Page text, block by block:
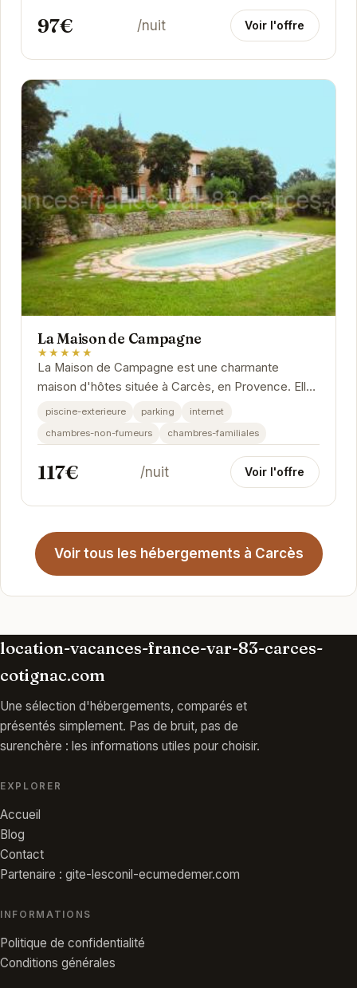
97€ /nuit Voir l'offre
La Maison de Campagne
★★★★★
La Maison de Campagne est une charmante
maison d'hôtes située à Carcès, en Provence. Elle
offre un cadre paisible et relaxant, idéal pour se...
piscine-exterieure parking
internet
chambres-non-fumeurs
chambres-familiales
117€ /nuit Voir l'offre
Voir tous les hébergements à Carcès
location-vacances-france-var-83-carces-
cotignac.com
Une sélection d'hébergements, comparés et
présentés simplement. Pas de bruit, pas de
surenchère : les informations utiles pour choisir.
EXPLORER
Accueil
Blog
Contact
Partenaire : gite-lesconil-ecumedemer.com
INFORMATIONS
Politique de confidentialité
Conditions générales